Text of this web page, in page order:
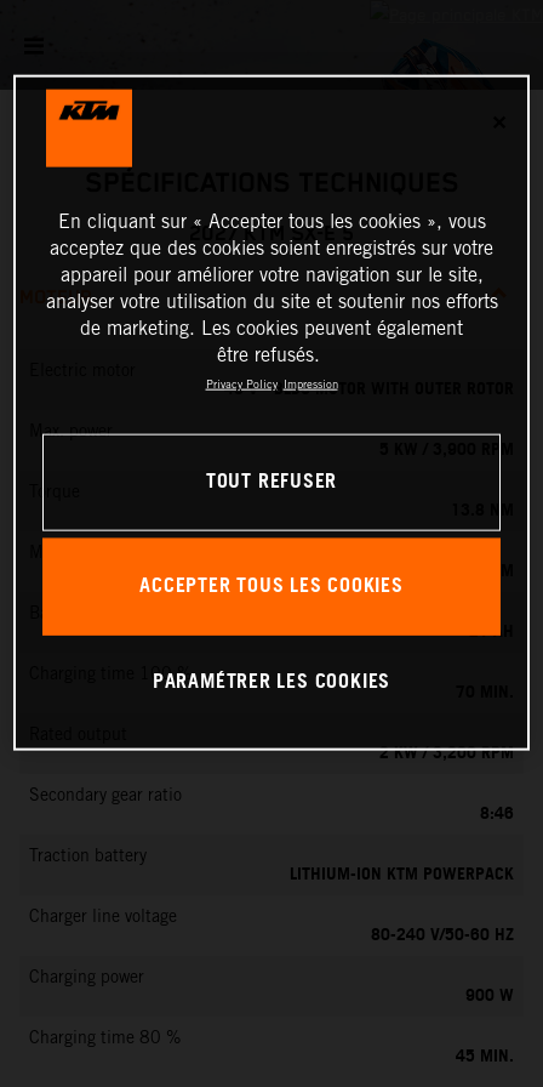
2027 KTM SX-E 5
MOTEUR
48 V - BLDC MOTOR WITH OUTER ROTOR
Max. power
21 AH
Charging time 100 %
2 KW / 3,200 RPM
Secondary gear ratio
8:46
Traction battery
LITHIUM-ION KTM POWERPACK
Charger line voltage
80-240 V/50-60 HZ
Charging power
900 W
Charging time 80 %
45 MIN.
En cliquant sur « Accepter tous les cookies », vous
acceptez que des cookies soient enregistrés sur votre
appareil pour améliorer votre navigation sur le site,
analyser votre utilisation du site et soutenir nos efforts
de marketing. Les cookies peuvent également
être refusés.
Privacy Policy Impression
TOUT REFUSER
ACCEPTER TOUS LES COOKIES
PARAMÉTRER LES COOKIES